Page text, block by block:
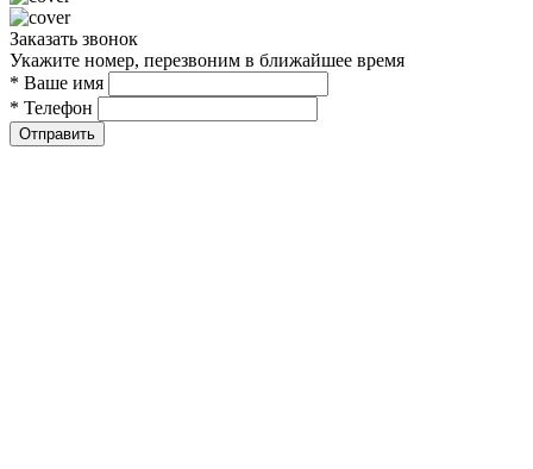
Заказать звонок
Укажите номер, перезвоним в ближайшее время
* Ваше имя
* Телефон
Отправить